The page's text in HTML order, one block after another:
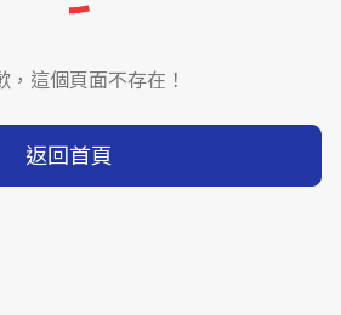
，這個頁面不存在！
返回首頁